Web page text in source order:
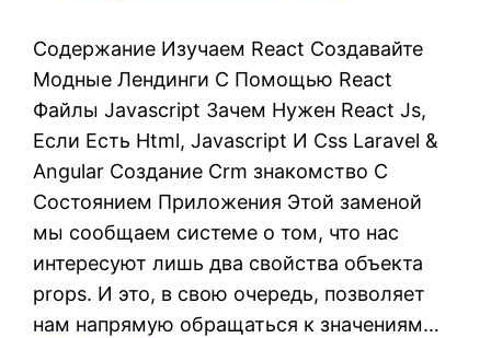
Содержание Изучаем React Создавайте
Модные Лендинги С Помощью React
Файлы Javascript Зачем Нужен React Js,
Если Есть Html, Javascript И Css Laravel &
Angular Создание Crm знакомство С
Состоянием Приложения Этой заменой
мы сообщаем системе о том, что нас
интересуют лишь два свойства объекта
props. И это, в свою очередь, позволяет
нам напрямую обращаться к значениям…